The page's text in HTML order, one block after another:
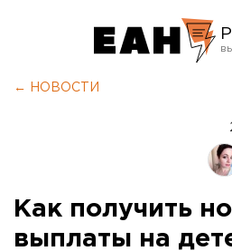
← НОВОСТИ
Как получить
выплаты на